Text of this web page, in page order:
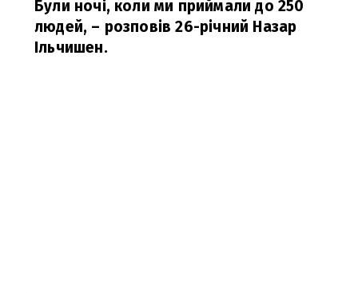
Були ночі, коли ми приймали до 250
людей, – розповів 26-річний Назар
Ільчишен.